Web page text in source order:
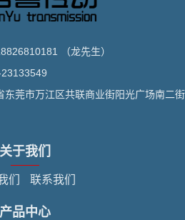
（龙先生）
东莞市万江区共联商业街阳光广场南二街
关于我们
们 联系我们
产品中心